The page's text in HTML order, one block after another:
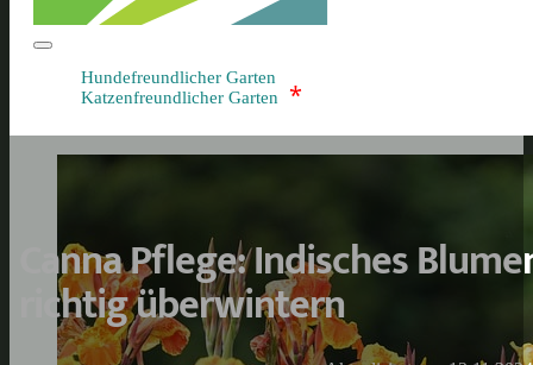
Hundefreundlicher Garten
Katzenfreundlicher Garten
*
Canna Pflege: Indisches
richtig überwintern